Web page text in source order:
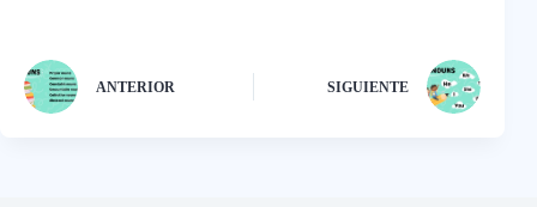
ANTERIOR SIGUIENTE